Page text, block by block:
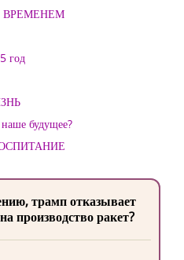
ВРЕМЕНЕМ
год
будущее?
трамп отказывает
производство ракет?